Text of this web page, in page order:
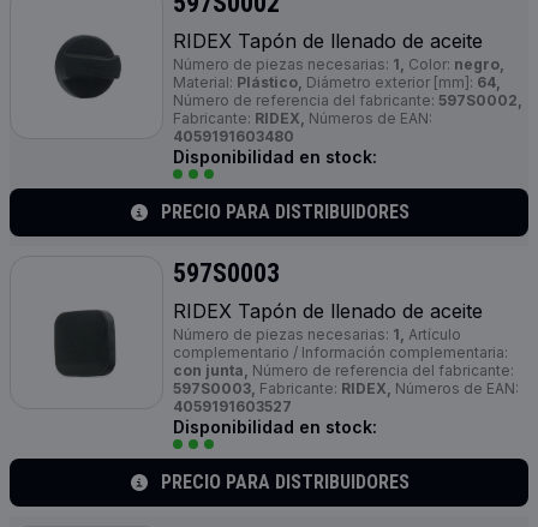
RIDEX Tapón de llenado de aceite
Número de piezas necesarias: 1, Color: negro,
Material: Plástico, Diámetro exterior [mm]: 64,
Número de referencia del fabricante: 597S0002,
Fabricante: RIDEX, Números de EAN:
4059191603480
Disponibilidad en stock:
PRECIO PARA DISTRIBUIDORES
597S0003
RIDEX Tapón de llenado de aceite
Número de piezas necesarias: 1, Artículo
complementario / Información complementaria:
con junta, Número de referencia del fabricante:
597S0003, Fabricante: RIDEX, Números de EAN:
4059191603527
Disponibilidad en stock:
PRECIO PARA DISTRIBUIDORES